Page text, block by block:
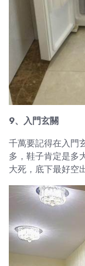
9、入門玄關
千萬要記得在入門
多，鞋子肯定是多
大死，底下最好空